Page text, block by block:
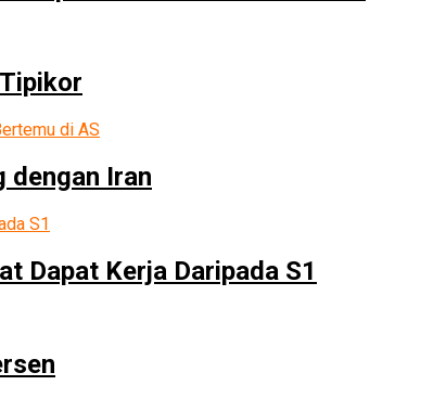
dengan Iran
Dapat Kerja Daripada S1